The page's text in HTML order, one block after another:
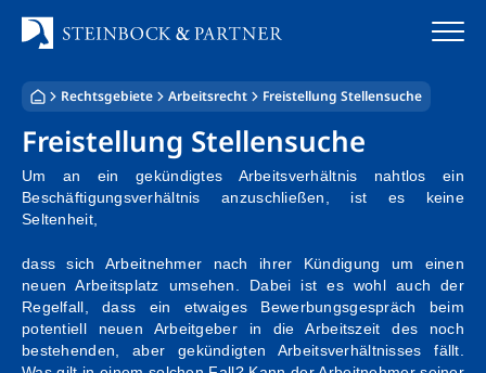
Inhalt
springen
Startseite
Kanzlei
Team
Standorte
Rechtsgebiete
Rechtsgebiete Arbeitsrecht Freistellung Stellensuche
Freistellung Stellensuche
Um an ein gekündigtes Arbeitsverhältnis nahtlos ein
Beschäftigungsverhältnis anzuschließen, ist es keine
Seltenheit,
dass sich Arbeitnehmer nach ihrer Kündigung um einen
neuen Arbeitsplatz umsehen. Dabei ist es wohl auch der
Regelfall, dass ein etwaiges Bewerbungsgespräch beim
potentiell neuen Arbeitgeber in die Arbeitszeit des noch
bestehenden, aber gekündigten Arbeitsverhältnisses fällt.